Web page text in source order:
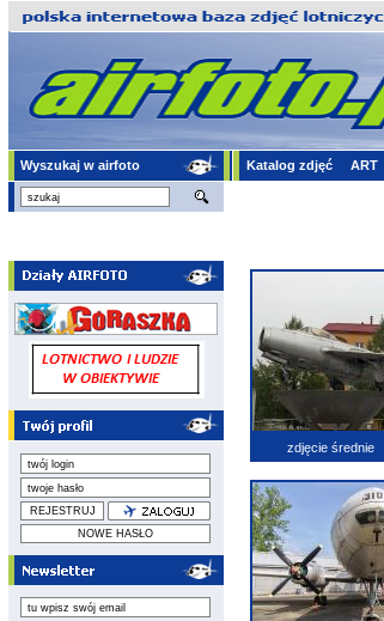
Wyszukaj w airfoto Katalog zdjęć ART
zdjęcie średnie